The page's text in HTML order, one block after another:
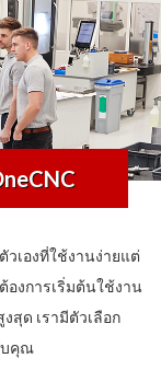
วเองที่ใช้งานง่ายแต่
องการเริ่มต้นใช้งาน
สุด เรามีตัวเลือก
บคุณ